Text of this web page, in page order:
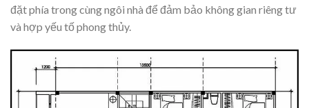
đặt phía trong cùng ngôi nhà để đảm bảo không gian riêng tư
và hợp yếu tố phong thủy.